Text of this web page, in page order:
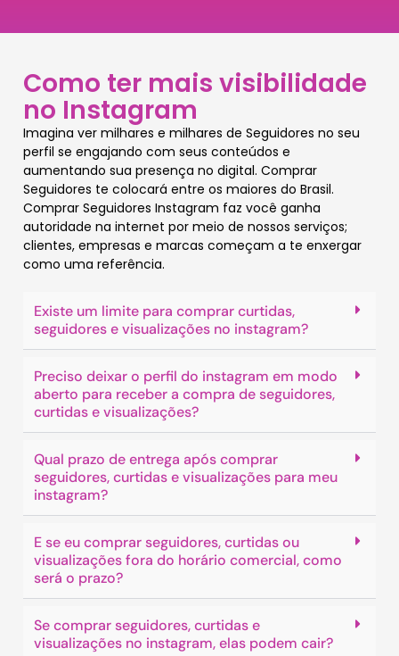
Como ter mais visibilidade
no Instagram
Imagina ver milhares e milhares de Seguidores no seu
perfil se engajando com seus conteúdos e
aumentando sua presença no digital. Comprar
Seguidores te colocará entre os maiores do Brasil.
Comprar Seguidores Instagram faz você ganha
autoridade na internet por meio de nossos serviços;
clientes, empresas e marcas começam a te enxergar
como uma referência.
Existe um limite para comprar curtidas,
seguidores e visualizações no instagram?
Preciso deixar o perfil do instagram em modo
aberto para receber a compra de seguidores,
curtidas e visualizações?
Qual prazo de entrega após comprar
seguidores, curtidas e visualizações para meu
instagram?
E se eu comprar seguidores, curtidas ou
visualizações fora do horário comercial, como
será o prazo?
Se comprar seguidores, curtidas e
visualizações no instagram, elas podem cair?